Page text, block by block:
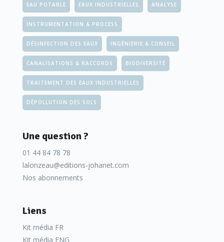
EAU POTABLE EAUX INDUSTRIELLES ANALYSE
INSTRUMENTATION & PROCESS
DÉSINFECTION DES EAUX INGÉNIERIE & CONSEIL
CANALISATIONS & RACCORDS BIODIVERSITÉ
TRAITEMENT DES EAUX INDUSTRIELLES
DÉPOLLUTION DES SOLS
Une question ?
01 44 84 78 78
lalonzeau@editions-johanet.com
Nos abonnements
Liens
Kit média FR
Kit média ENG